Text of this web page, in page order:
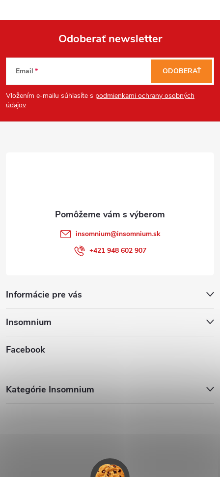
Z
á
p
Odoberať newsletter
Email
Vložením e-mailu súhlasíte s podmienkami ochrany osobných
údajov
ODOBERAŤ
Informácie pre vás
Insomnium
Facebook
insomnium@insomnium.sk
+421 948 602 907
Kategórie Insomnium